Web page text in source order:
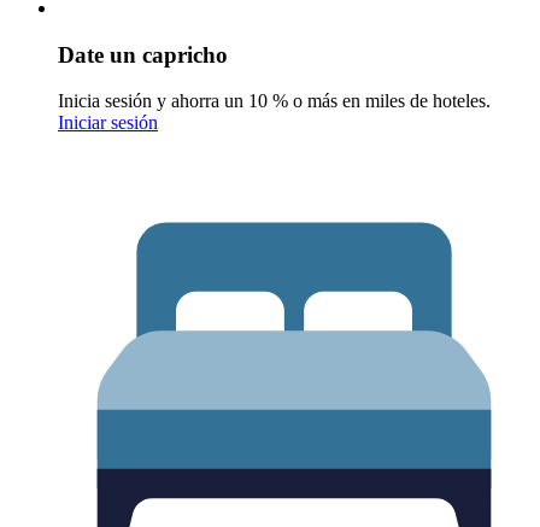
Date un capricho
Inicia sesión y ahorra un 10 % o más en miles de hoteles.
Iniciar sesión